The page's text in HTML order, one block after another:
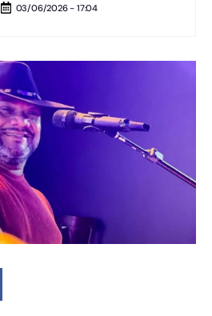
03/06/2026 - 17:04